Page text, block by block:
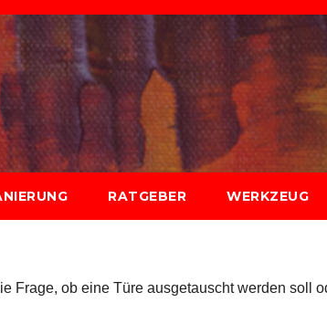
RATGEBER WERKZEUG
Frage, ob eine Türe ausgetauscht werden soll